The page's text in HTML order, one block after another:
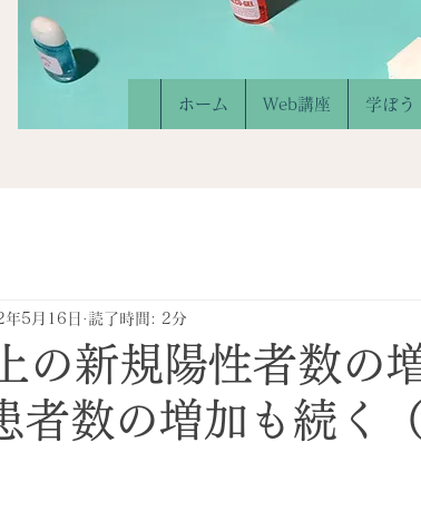
ホーム Web講座 学ぼう
の新規陽性者数の
者数の増加も続く
年5月16日 読了時間: 2分